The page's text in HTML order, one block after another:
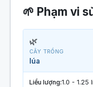
🌱 Phạm vi
🌿
CÂY TRỒNG
lúa
Liều lượng:1.0 - 1.25